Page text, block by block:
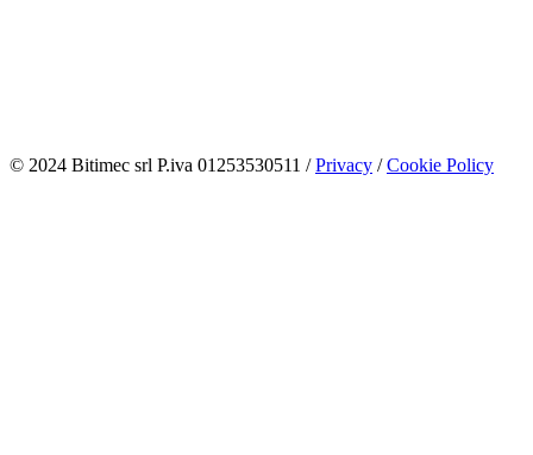
© 2024 Bitimec srl P.iva 01253530511 /Privacy /Cookie Policy